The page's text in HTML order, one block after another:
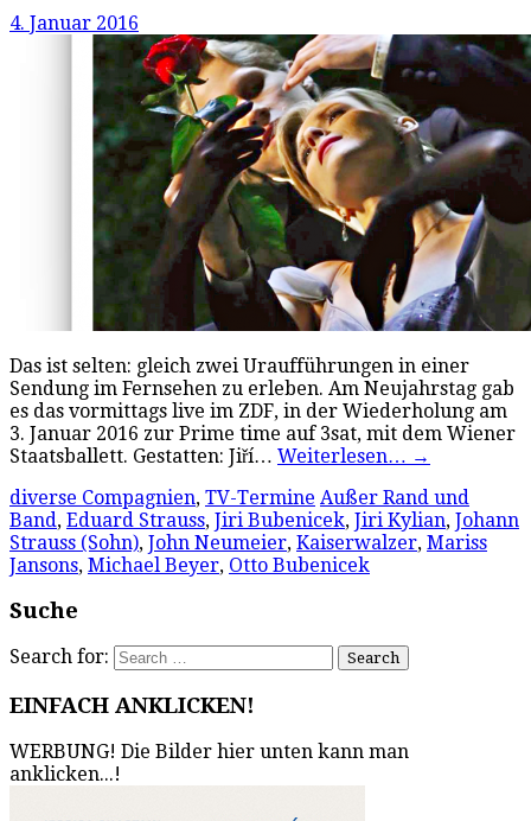
4. Januar 2016
Das ist selten: gleich zwei Uraufführungen in einer
Sendung im Fernsehen zu erleben. Am Neujahrstag gab
es das vormittags live im ZDF, in der Wiederholung am
3. Januar 2016 zur Prime time auf 3sat, mit dem Wiener
Staatsballett. Gestatten: Jiří… Weiterlesen… →
diverse Compagnien, TV-Termine Außer Rand und
Band, Eduard Strauss, Jiri Bubenicek, Jiri Kylian, Johann
Strauss (Sohn), John Neumeier, Kaiserwalzer, Mariss
Jansons, Michael Beyer, Otto Bubenicek
Suche
Search for:
EINFACH ANKLICKEN!
WERBUNG! Die Bilder hier unten kann man
anklicken...!